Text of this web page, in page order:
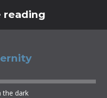
reading
the dark